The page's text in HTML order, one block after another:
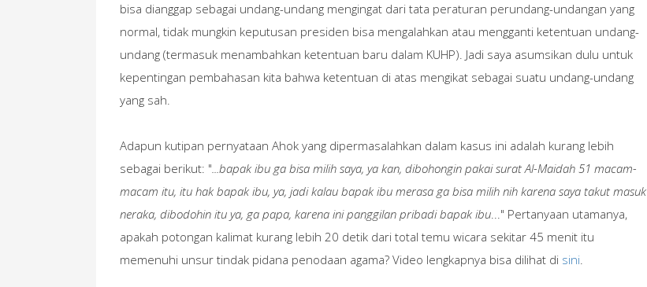
bisa dianggap sebagai undang-undang mengingat dari tata peraturan perundang-undangan yang
normal, tidak mungkin keputusan presiden bisa mengalahkan atau mengganti ketentuan undang-
undang (termasuk menambahkan ketentuan baru dalam KUHP). Jadi saya asumsikan dulu untuk
kepentingan pembahasan kita bahwa ketentuan di atas mengikat sebagai suatu undang-undang
yang sah.
Adapun kutipan pernyataan Ahok yang dipermasalahkan dalam kasus ini adalah kurang lebih
sebagai berikut: "...bapak ibu ga bisa milih saya, ya kan, dibohongin pakai surat Al-Maidah 51 macam-
macam itu, itu hak bapak ibu, ya, jadi kalau bapak ibu merasa ga bisa milih nih karena saya takut masuk
neraka, dibodohin itu ya, ga papa, karena ini panggilan pribadi bapak ibu..." Pertanyaan utamanya,
apakah potongan kalimat kurang lebih 20 detik dari total temu wicara sekitar 45 menit itu
memenuhi unsur tindak pidana penodaan agama? Video lengkapnya bisa dilihat di sini.